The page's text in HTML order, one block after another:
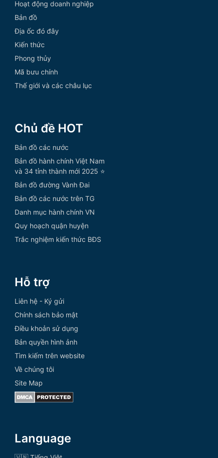
Hoạt động doanh nghiệp
Bản đồ
Địa ốc đó đây
Kiến thức
Phong thủy
Mã bưu chính
Thế giới và các châu lục
Chủ đề HOT
Bản đồ các nước
Bản đồ hành chính Việt Nam
và 34 tỉnh thành mới 2025 ⭐
Bản đồ đường Vành Đai
Bản đồ các nước trên TG
Danh mục hành chính VN
Quy hoạch quận huyện
Trắc nghiệm kiến thức BĐS
Hỗ trợ
Liên hệ - Ký gửi
Chính sách bảo mật
Điều khoản sử dụng
Bản quyền hình ảnh
Tìm kiếm trên website
Về chúng tôi
Site Map
Language